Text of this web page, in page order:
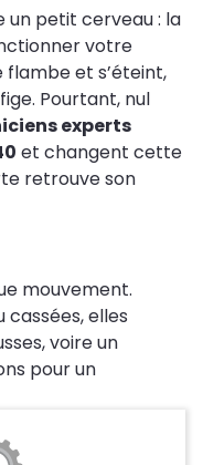
un petit cerveau : la
votre
et s’éteint,
Pourtant, nul
experts
et changent cette
retrouve son
mouvement.
cassées, elles
voire un
pour un